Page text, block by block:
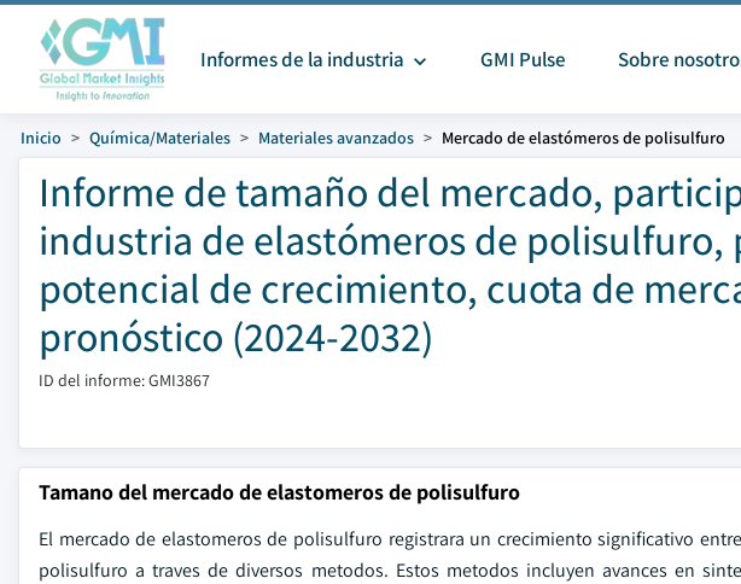
Informes de la industria GMI Pulse Sobre
Inicio Química/Materiales Materiales avanzados Mercado de elastómeros de polisulfuro
Informe de tamaño del mercado,
industria de elastómeros de polisulfuro,
potencial de crecimiento, cuota de
pronóstico (2024-2032)
ID del informe: GMI3867
Tamano del mercado de elastomeros de polisulfuro
El mercado de elastomeros de polisulfuro registrara un crecimiento significativo
polisulfuro a traves de diversos metodos. Estos metodos incluyen avances en